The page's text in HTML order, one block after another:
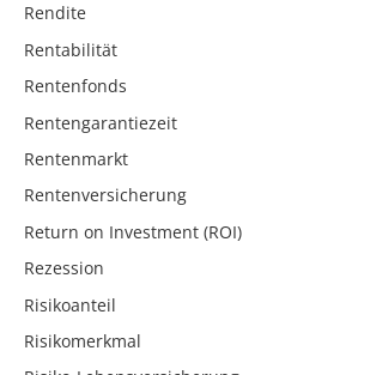
Rendite
Rentabilität
Rentenfonds
Rentengarantiezeit
Rentenmarkt
Rentenversicherung
Return on Investment (ROI)
Rezession
Risikoanteil
Risikomerkmal